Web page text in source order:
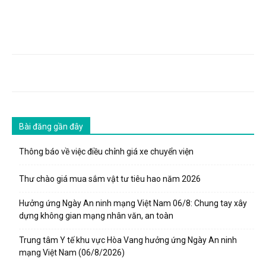
Bài đăng gần đây
Thông báo về việc điều chỉnh giá xe chuyển viện
Thư chào giá mua sắm vật tư tiêu hao năm 2026
Hưởng ứng Ngày An ninh mạng Việt Nam 06/8: Chung tay xây
dựng không gian mạng nhân văn, an toàn
Trung tâm Y tế khu vực Hòa Vang hưởng ứng Ngày An ninh
mạng Việt Nam (06/8/2026)